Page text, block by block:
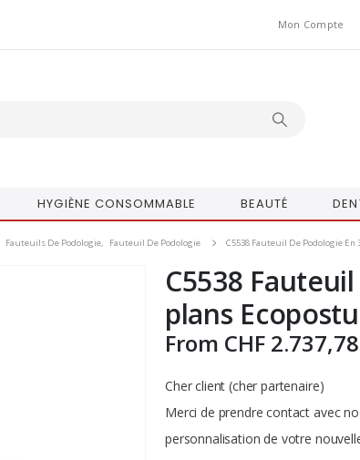
Mon Compte
HYGIÈNE CONSOMMABLE BEAUTÉ
Fauteuils De Podologie, Fauteuil De Podologie C5538 Fauteuil De Podologie En
C5538
plans
From CHF 2.737,78
Cher client (cher partenaire)
Merci de prendre contact avec
personnalisation de votre